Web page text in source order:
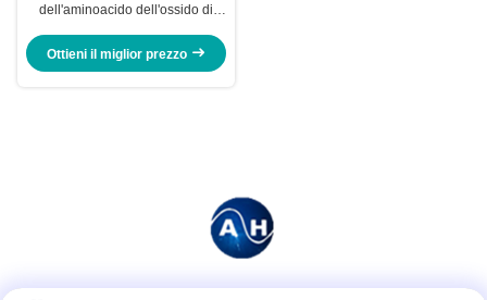
dell'aminoacido dell'ossido di
alberi da frutto
Ottieni il miglior prezzo